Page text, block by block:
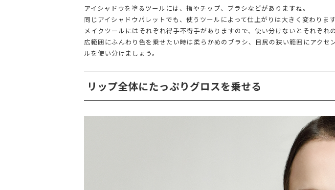
アイシャドウを塗るツールには、指やチップ、ブラシなどがありますね。
同じアイシャドウパレットでも、使うツールによって仕上がりは大きく変わります
メイクツールにはそれぞれ得手不得手がありますので、使い分けないとそれぞれ
広範囲にふんわり色を乗せたい時は柔らかめのブラシ、目尻の狭い範囲にアク
ルを使い分けましょう。
リップ全体にたっぷりグロスを乗せる